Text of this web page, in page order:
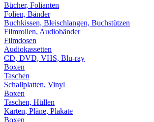
Bücher, Folianten
Folien, Bänder
Buchkissen, Bleischlangen, Buchstützen
Filmrollen, Audiobänder
Filmdosen
Audiokassetten
CD, DVD, VHS, Blu-ray
Boxen
Taschen
Schallplatten, Vinyl
Boxen
Taschen, Hüllen
Karten, Pläne, Plakate
Boxen